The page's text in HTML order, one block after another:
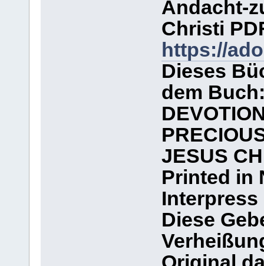
Andacht-
Christi
https://
Dieses
dem
JESUS
Printed in
Diese